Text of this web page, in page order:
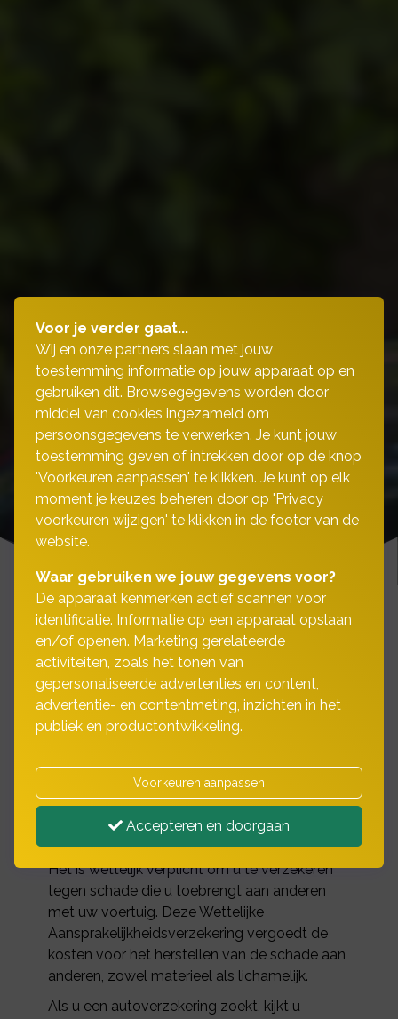
We zijn met z’n allen vaak
en veel onderweg.
Dit zorgt dagelijks voor ongevallen. Soms
met ernstige gevolgen, maar gelukkig vaak
ook met alleen materiële schade. Een schade
kan al snel in de papieren lopen, voor uzelf en
Het is wettelijk verplicht om u te verzekeren
tegen schade die u toebrengt aan anderen
met uw voertuig. Deze Wettelijke
Aansprakelijkheidsverzekering vergoedt de
kosten voor het herstellen van de schade aan
anderen, zowel materieel als lichamelijk.
Als u een autoverzekering zoekt, kijkt u
Voor je verder gaat...
Wij en onze partners slaan met jouw
toestemming informatie op jouw apparaat op en
gebruiken dit. Browsegegevens worden door
middel van cookies ingezameld om
persoonsgegevens te verwerken. Je kunt jouw
toestemming geven of intrekken door op de knop
'Voorkeuren aanpassen' te klikken. Je kunt op elk
moment je keuzes beheren door op 'Privacy
voorkeuren wijzigen' te klikken in de footer van de
website.
Waar gebruiken we jouw gegevens voor?
De apparaat kenmerken actief scannen voor
identificatie. Informatie op een apparaat opslaan
en/of openen. Marketing gerelateerde
activiteiten, zoals het tonen van
gepersonaliseerde advertenties en content,
advertentie- en contentmeting, inzichten in het
publiek en productontwikkeling.
Voorkeuren aanpassen
Accepteren en doorgaan